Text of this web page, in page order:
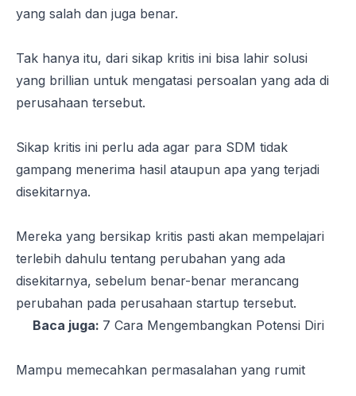
yang salah dan juga benar.
Tak hanya itu, dari sikap kritis ini bisa lahir solusi
yang brillian untuk mengatasi persoalan yang ada di
perusahaan tersebut.
Sikap kritis ini perlu ada agar para SDM tidak
gampang menerima hasil ataupun apa yang terjadi
disekitarnya.
Mereka yang bersikap kritis pasti akan mempelajari
terlebih dahulu tentang perubahan yang ada
disekitarnya, sebelum benar-benar merancang
perubahan pada perusahaan startup tersebut.
Baca juga: 7 Cara Mengembangkan Potensi Diri
Mampu memecahkan permasalahan yang rumit